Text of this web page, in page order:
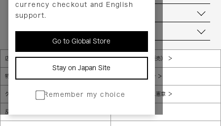
currency checkout and English
support.
Go to Global Store
Stay on Japan Site
Remember my choice
お問い合わせ
当店について
店舗一覧 販売規約（店頭販売）
特定商取引法に基づく表示 個人情報保護方針
グローバルプライバシーポリシー コンプライアンス憲章
反社会的勢力に対する基本方針